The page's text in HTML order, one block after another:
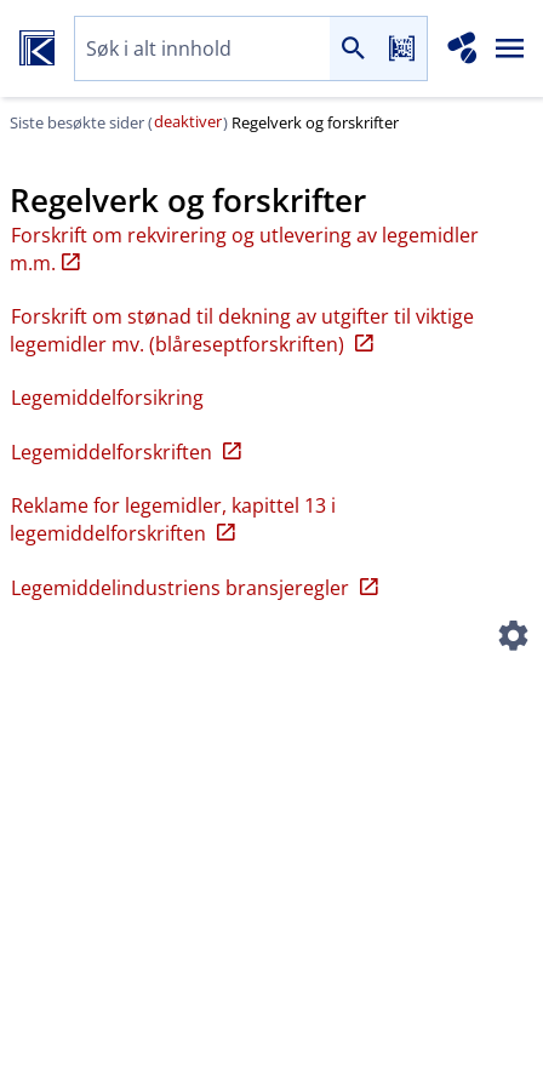
Siste besøkte sider (deaktiver) Regelverk og forskrifter
Regelverk og forskrifter
Forskrift om rekvirering og utlevering av legemidler
m.m.
Forskrift om stønad til dekning av utgifter til viktige
legemidler mv. (blåreseptforskriften)
Legemiddelforsikring
Legemiddelforskriften
Reklame for legemidler, kapittel 13 i
legemiddelforskriften
Legemiddelindustriens bransjeregler